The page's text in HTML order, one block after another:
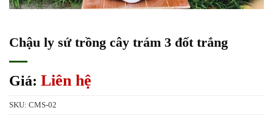
Chậu ly sứ trồng cây trám 3 đốt trắng
Giá: Liên hệ
SKU: CMS-02